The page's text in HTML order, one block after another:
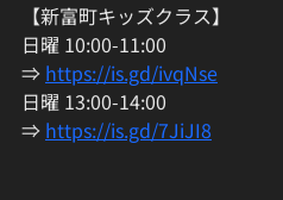
【新富町キッズクラス】
日曜 10:00-11:00
⇒ https://is.gd/ivqNse
日曜 13:00-14:00
⇒ https://is.gd/7JiJI8